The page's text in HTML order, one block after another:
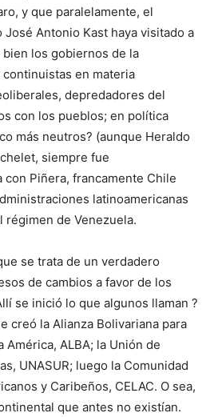
y que paralelamente, el
Antonio Kast haya visitado a
los gobiernos de la
en materia
depredadores del
con los pueblos; en política
más neutros? (aunque Heraldo
siempre fue
con Piñera, francamente Chile
latinoamericanas
de Venezuela.
se trata de un verdadero
de cambios a favor de los
se inició lo que algunos llaman ?
creó la Alianza Bolivariana para
ALBA; la Unión de
UNASUR; luego la Comunidad
y Caribeños, CELAC. O sea,
que antes no existían.